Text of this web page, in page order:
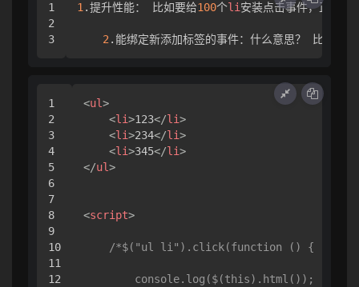
1
2
1 .提升性能： 比如要给100个li 安装点击事件，正常
2 .能绑定新添加标签的事件：什么意思？ 比如用
1
2
3
4
5
6
7
8
9
10
11
12
<ul>
<li>123</li>
<li>234</li>
<li>345</li>
</ul>
<script>
/*$("ul li").click(function () {
        console.log($(this).html());